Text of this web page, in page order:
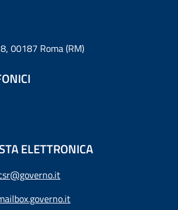
00187 Roma (RM)
ELETTRONICA